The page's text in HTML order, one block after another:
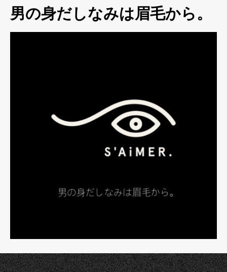
男の身だしなみは眉毛から。